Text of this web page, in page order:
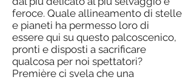
feroce. Quale allineamento di stelle
e pianeti ha permesso loro di
essere qui su questo palcoscenico,
pronti e disposti a sacrificare
qualcosa per noi spettatori?
Première ci svela che una